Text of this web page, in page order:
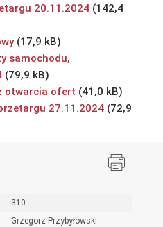
20.11.2024
samochodu,
otwarcia ofert
27.11.2024
310
Grzegorz Przybyłowski